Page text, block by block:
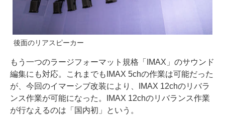
後面のリアスピーカー
もう一つのラージフォーマット規格「IMAX」のサウンド
編集にも対応。これまでもIMAX 5chの作業は可能だった
が、今回のイマーシブ改装により、IMAX 12chのリバラ
ンス作業が可能になった。IMAX 12chのリバランス作業
が行なえるのは「国内初」という。